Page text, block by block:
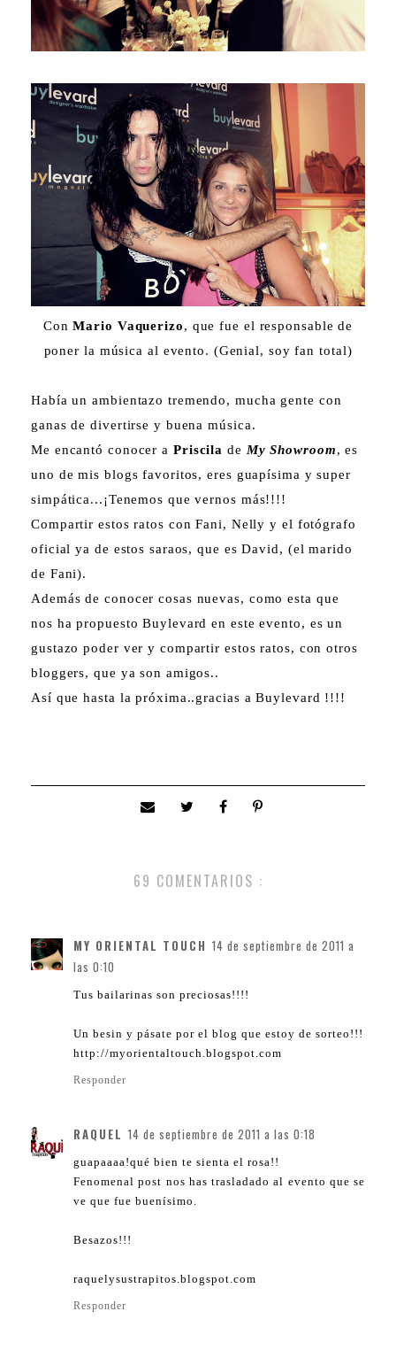
Con Mario Vaquerizo, que fue el responsable de
poner la música al evento. (Genial, soy fan total)
Había un ambientazo tremendo, mucha gente con
ganas de divertirse y buena música.
Me encantó conocer a Priscila de My Showroom, es
uno de mis blogs favoritos, eres guapísima y super
simpática...¡Tenemos que vernos más!!!!
Compartir estos ratos con Fani, Nelly y el fotógrafo
oficial ya de estos saraos, que es David, (el marido
de Fani).
Además de conocer cosas nuevas, como esta que
nos ha propuesto Buylevard en este evento, es un
gustazo poder ver y compartir estos ratos, con otros
bloggers, que ya son amigos..
Así que hasta la próxima..gracias a Buylevard !!!!
69 COMENTARIOS :
MY ORIENTAL TOUCH 14 de septiembre de 2011 a
las 0:10
Tus bailarinas son preciosas!!!!
Un besin y pásate por el blog que estoy de sorteo!!!
http://myorientaltouch.blogspot.com
Responder
RAQUEL 14 de septiembre de 2011 a las 0:18
guapaaaa!qué bien te sienta el rosa!!
Fenomenal post nos has trasladado al evento que se
ve que fue buenísimo.
Besazos!!!
raquelysustrapitos.blogspot.com
Responder